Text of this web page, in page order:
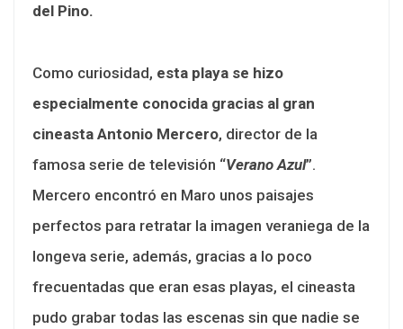
del Pino.
Como curiosidad, esta playa se hizo
especialmente conocida gracias al gran
cineasta Antonio Mercero, director de la
famosa serie de televisión “Verano Azul”.
Mercero encontró en Maro unos paisajes
perfectos para retratar la imagen veraniega de la
longeva serie, además, gracias a lo poco
frecuentadas que eran esas playas, el cineasta
pudo grabar todas las escenas sin que nadie se